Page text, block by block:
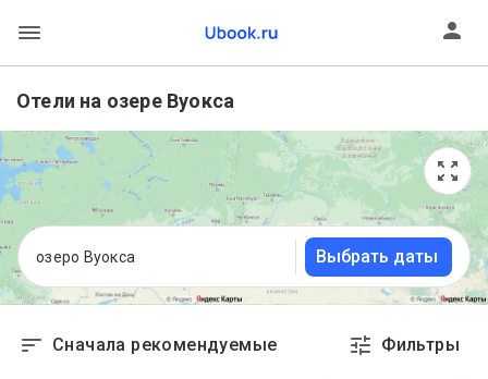
Отели на озере Вуокса
озеро Вуокса Выбрать даты
Сначала рекомендуемые Фильтры